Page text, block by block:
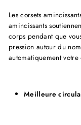
Les corsets
amincissants
corps pendant que
pression autour du
automatiquement
Meilleure